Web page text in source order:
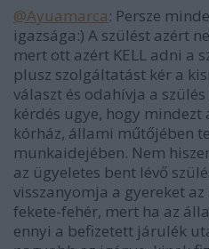
@Ayuamarca: Persze
igazsága:) A szülést azért
mert ott azért KELL adni a
plusz szolgáltatást kér a
választ és odahívja a szülés
kérdés ugye, hogy mindezt
kórház, állami műtőjében
munkaidejében. Nem
az ügyeletes bent lévő
visszanyomja a gyereket
fekete-fehér, mert ha az
ennyi a befizetett járulék